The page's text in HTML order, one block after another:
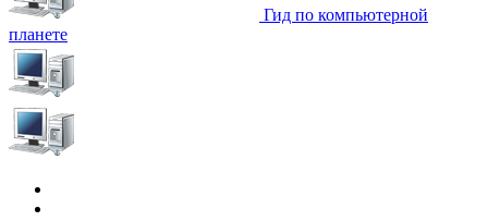
Гид по компьютерной
планете